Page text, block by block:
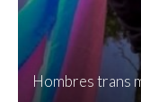
Hombres trans